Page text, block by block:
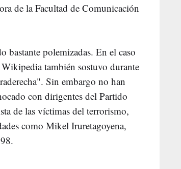
de la Facultad de Comunicación
bastante polemizadas. En el caso
también sostuvo durante
Sin embargo no han
con dirigentes del Partido
de las víctimas del terrorismo,
como Mikel Iruretagoyena,